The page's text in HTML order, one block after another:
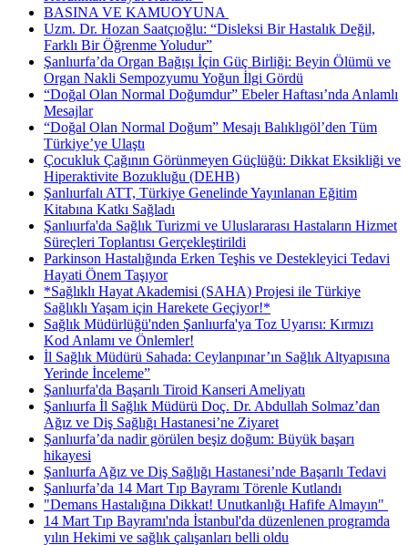
BASINA VE KAMUOYUNA ​
Uzm. Dr. Hozan Saatçıoğlu: “Disleksi Bir Hastalık Değil,
Farklı Bir Öğrenme Yoludur”
Şanlıurfa’da Organ Bağışı İçin Güç Birliği: Beyin Ölümü ve
Organ Nakli Sempozyumu Yoğun İlgi Gördü
“Doğal Olan Normal Doğumdur” Ebeler Haftası’nda Anlamlı
Mesajlar
“Doğal Olan Normal Doğum” Mesajı Balıklıgöl’den Tüm
Türkiye’ye Ulaştı
Çocukluk Çağının Görünmeyen Güçlüğü: Dikkat Eksikliği ve
Hiperaktivite Bozukluğu (DEHB)
Şanlıurfalı ATT, Türkiye Genelinde Yayınlanan Eğitim
Kitabına Katkı Sağladı
Şanlıurfa'da Sağlık Turizmi ve Uluslararası Hastaların Hizmet
Süreçleri Toplantısı Gerçekleştirildi
Parkinson Hastalığında Erken Teşhis ve Destekleyici Tedavi
Hayati Önem Taşıyor
*Sağlıklı Hayat Akademisi (SAHA) Projesi ile Türkiye
Sağlıklı Yaşam için Harekete Geçiyor!*
Sağlık Müdürlüğü'nden Şanlıurfa'ya Toz Uyarısı: Kırmızı
Kod Anlamı ve Önlemler!
İl Sağlık Müdürü Sahada: Ceylanpınar’ın Sağlık Altyapısına
Yerinde İnceleme”
Şanlıurfa'da Başarılı Tiroid Kanseri Ameliyatı
Şanlıurfa İl Sağlık Müdürü Doç. Dr. Abdullah Solmaz’dan
Ağız ve Diş Sağlığı Hastanesi’ne Ziyaret
Şanlıurfa’da nadir görülen beşiz doğum: Büyük başarı
hikayesi
Şanlıurfa Ağız ve Diş Sağlığı Hastanesi’nde Başarılı Tedavi
Şanlıurfa’da 14 Mart Tıp Bayramı Törenle Kutlandı
"Demans Hastalığına Dikkat! Unutkanlığı Hafife Almayın" ​
14 Mart Tıp Bayramı'nda İstanbul'da düzenlenen programda
yılın Hekimi ve sağlık çalışanları belli oldu